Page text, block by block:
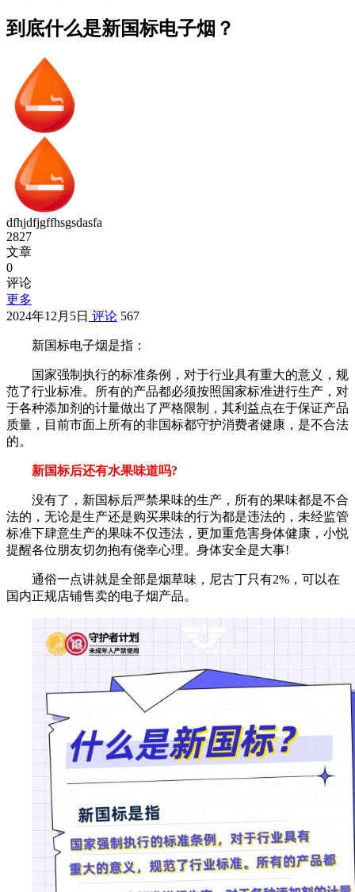
到底什么是新国标电子烟？
dfhjdfjgffhsgsdasfa
2827
文章
0
评论
更多
2024年12月5日 评论 567
新国标电子烟是指：
国家强制执行的标准条例，对于行业具有重大的意义，规
范了行业标准。所有的产品都必须按照国家标准进行生产，对
于各种添加剂的计量做出了严格限制，其利益点在于保证产品
质量，目前市面上所有的非国标都守护消费者健康，是不合法
的。
新国标后还有水果味道吗?
没有了，新国标后严禁果味的生产，所有的果味都是不合
法的，无论是生产还是购买果味的行为都是违法的，未经监管
标准下肆意生产的果味不仅违法，更加重危害身体健康，小悦
提醒各位朋友切勿抱有侥幸心理。身体安全是大事!
通俗一点讲就是全部是烟草味，尼古丁只有2%，可以在
国内正规店铺售卖的电子烟产品。